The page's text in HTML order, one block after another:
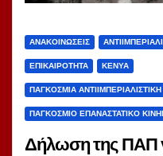
ΑΝΑΚΟΙΝΏΣΕΙΣ
ΕΠΙΚΑΙΡΌΤΗΤΑ ΚΈΝΥΑ
ΠΑΓΚΌΣΜΙΑ
ΠΑΓΚΌΣΜΙΟ ΕΠΑΝΑΣΤΑΤΙΚΌ
Δήλωση της ΠΑΠ